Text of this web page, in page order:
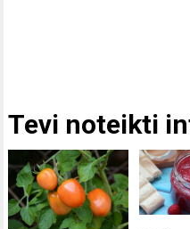
Tevi noteikti